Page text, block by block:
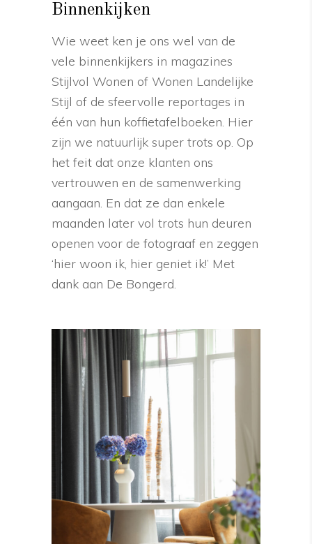
Binnenkijken
Wie weet ken je ons wel van de
vele binnenkijkers in magazines
Stijlvol Wonen of Wonen Landelijke
Stijl of de sfeervolle reportages in
één van hun koffietafelboeken. Hier
zijn we natuurlijk super trots op. Op
het feit dat onze klanten ons
vertrouwen en de samenwerking
aangaan. En dat ze dan enkele
maanden later vol trots hun deuren
openen voor de fotograaf en zeggen
‘hier woon ik, hier geniet ik!’ Met
dank aan De Bongerd.